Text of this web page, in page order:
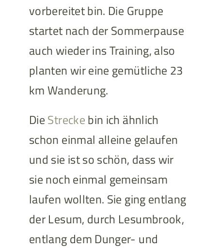
vorbereitet bin. Die Gruppe
startet nach der Sommerpause
auch wieder ins Training, also
planten wir eine gemütliche 23
km Wanderung.
DieStreckebin ich ähnlich
schon einmal alleine gelaufen
und sie ist so schön, dass wir
sie noch einmal gemeinsam
laufen wollten. Sie ging entlang
der Lesum, durch Lesumbrook,
entlang dem Dunger- und